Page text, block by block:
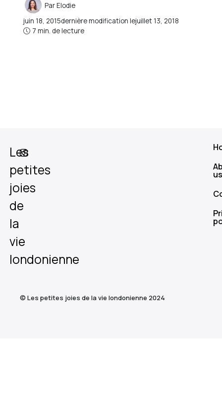
ParElodie
juin 18, 2015dernière modification lejuillet 13, 2018
7 min. de lecture
Les
petites
joies
de
la
vie
londonienne
us
© Les petites joies de la vie londonienne 2024